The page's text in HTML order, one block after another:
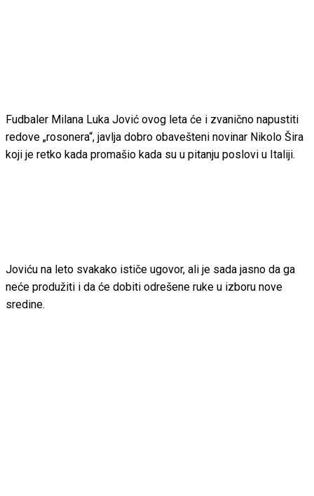
Fudbaler Milana Luka Jović ovog leta će i zvanično napustiti
redove „rosonera“, javlja dobro obavešteni novinar Nikolo Šira
koji je retko kada promašio kada su u pitanju poslovi u Italiji.
Joviću na leto svakako ističe ugovor, ali je sada jasno da ga
neće produžiti i da će dobiti odrešene ruke u izboru nove
sredine.